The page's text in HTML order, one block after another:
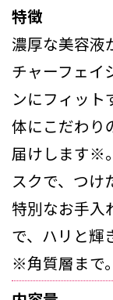
特徴
濃厚な美容液
チャーフェイ
ンにフィット
体にこだわり
届けします※
スクで、つけ
特別なお手入
で、ハリと輝
※角質層まで。